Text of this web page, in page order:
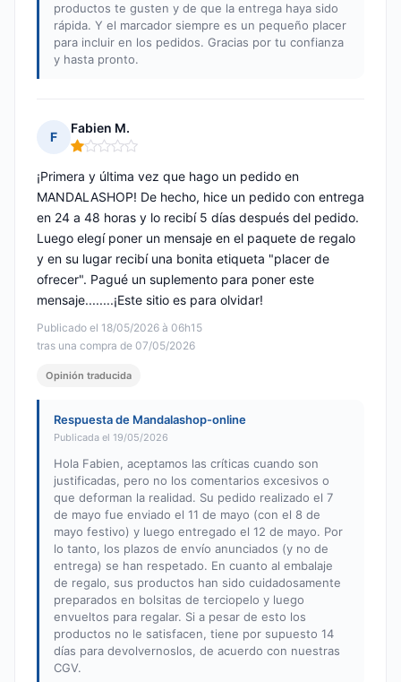
productos te gusten y de que la entrega haya sido
rápida. Y el marcador siempre es un pequeño placer
para incluir en los pedidos. Gracias por tu confianza
y hasta pronto.
F
Fabien M.
Nota: 1 de 5
Publicado el 18/05/2026 à 06h15
tras una compra de 07/05/2026
¡Primera y última vez que hago un pedido en
MANDALASHOP! De hecho, hice un pedido con entrega
en 24 a 48 horas y lo recibí 5 días después del pedido.
Luego elegí poner un mensaje en el paquete de regalo
y en su lugar recibí una bonita etiqueta "placer de
ofrecer". Pagué un suplemento para poner este
mensaje........¡Este sitio es para olvidar!
Opinión traducida
Respuesta de Mandalashop-online
Publicada el 19/05/2026
Hola Fabien, aceptamos las críticas cuando son
justificadas, pero no los comentarios excesivos o
que deforman la realidad. Su pedido realizado el 7
de mayo fue enviado el 11 de mayo (con el 8 de
mayo festivo) y luego entregado el 12 de mayo. Por
lo tanto, los plazos de envío anunciados (y no de
entrega) se han respetado. En cuanto al embalaje
de regalo, sus productos han sido cuidadosamente
preparados en bolsitas de terciopelo y luego
envueltos para regalar. Si a pesar de esto los
productos no le satisfacen, tiene por supuesto 14
días para devolvernoslos, de acuerdo con nuestras
CGV.